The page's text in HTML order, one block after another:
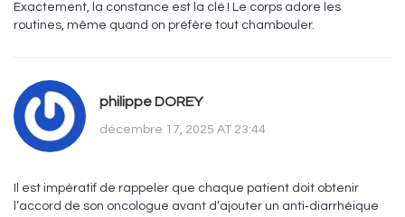
Exactement, la constance est la clé ! Le corps adore les
routines, même quand on préfère tout chambouler.
philippe DOREY
décembre 17, 2025 AT 23:44
Il est impératif de rappeler que chaque patient doit obtenir
l’accord de son oncologue avant d’ajouter un anti‑diarrhéique